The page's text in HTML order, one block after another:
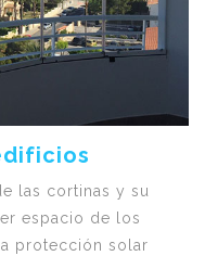
las cortinas y su
espacio de los
protección solar